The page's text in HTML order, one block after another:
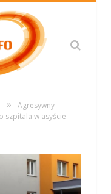
»
Agresywny
szpitala w asyście